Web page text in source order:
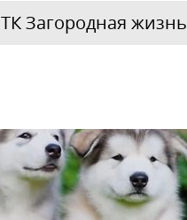
ТК Загородная жизнь